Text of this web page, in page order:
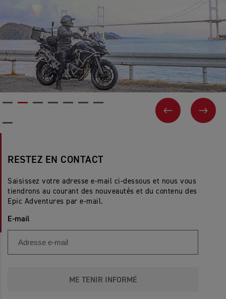
PAGE
RESTEZ EN CONTACT
Saisissez votre adresse e-mail ci-dessous et nous vous
tiendrons au courant des nouveautés et du contenu des
Epic Adventures par e-mail.
E-mail
ME TENIR INFORMÉ